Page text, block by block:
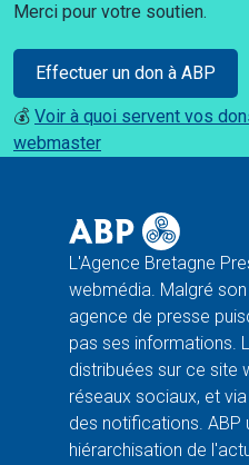
Merci pour votre soutien.
Effectuer un don à ABP
💰 Voir à quoi servent vos
webmaster
L'Agence Bretagne
webmédia. Malgré
agence de presse
pas ses informations.
distribuées sur ce site
réseaux sociaux, et
des notifications. ABP
hiérarchisation de